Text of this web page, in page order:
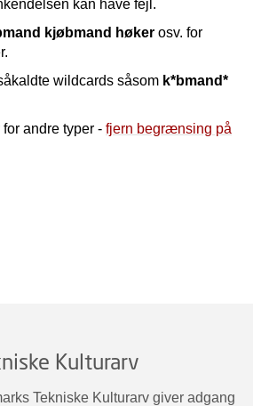
kan have fejl.
kjøbmand høker osv. for
wildcards såsom k*bmand*
andre typer - fjern begrænsing på
Kulturarv
Tekniske Kulturarv giver adgang